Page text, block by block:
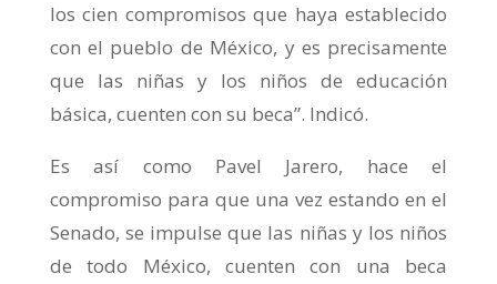
los cien compromisos que haya establecido
con el pueblo de México, y es precisamente
que las niñas y los niños de educación
básica, cuenten con su beca”. Indicó.
Es así como Pavel Jarero, hace el
compromiso para que una vez estando en el
Senado, se impulse que las niñas y los niños
de todo México, cuenten con una beca